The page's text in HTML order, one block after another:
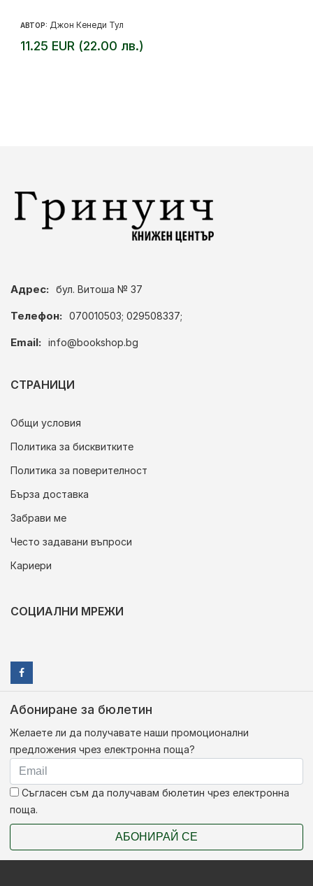
АВТОР: Джон Кенеди Тул
11.25 EUR (22.00 лв.)
Адрес: бул. Витоша № 37
Телефон: 070010503; 029508337;
Email: info@bookshop.bg
СТРАНИЦИ
Общи условия
Политика за бисквитките
Политика за поверителност
Бърза доставка
Забрави ме
Често задавани въпроси
Кариери
СОЦИАЛНИ МРЕЖИ
Абониране за бюлетин
Желаете ли да получавате наши промоционални
предложения чрез електронна поща?
Съгласен съм да получавам бюлетин чрез електронна
поща.
АБОНИРАЙ СЕ